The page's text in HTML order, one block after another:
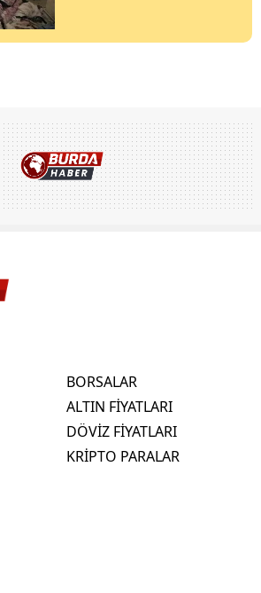
BORSALAR
ALTIN FİYATLARI
DÖVİZ FİYATLARI
KRİPTO PARALAR